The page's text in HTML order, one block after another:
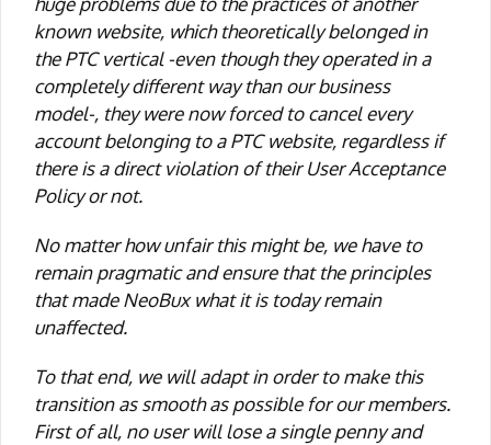
known website, which theoretically belonged in
the PTC vertical -even though they operated in a
completely different way than our business
model-, they were now forced to cancel every
account belonging to a PTC website, regardless if
there is a direct violation of their User Acceptance
Policy or not.
No matter how unfair this might be, we have to
remain pragmatic and ensure that the principles
that made NeoBux what it is today remain
unaffected.
To that end, we will adapt in order to make this
transition as smooth as possible for our members.
First of all, no user will lose a single penny and